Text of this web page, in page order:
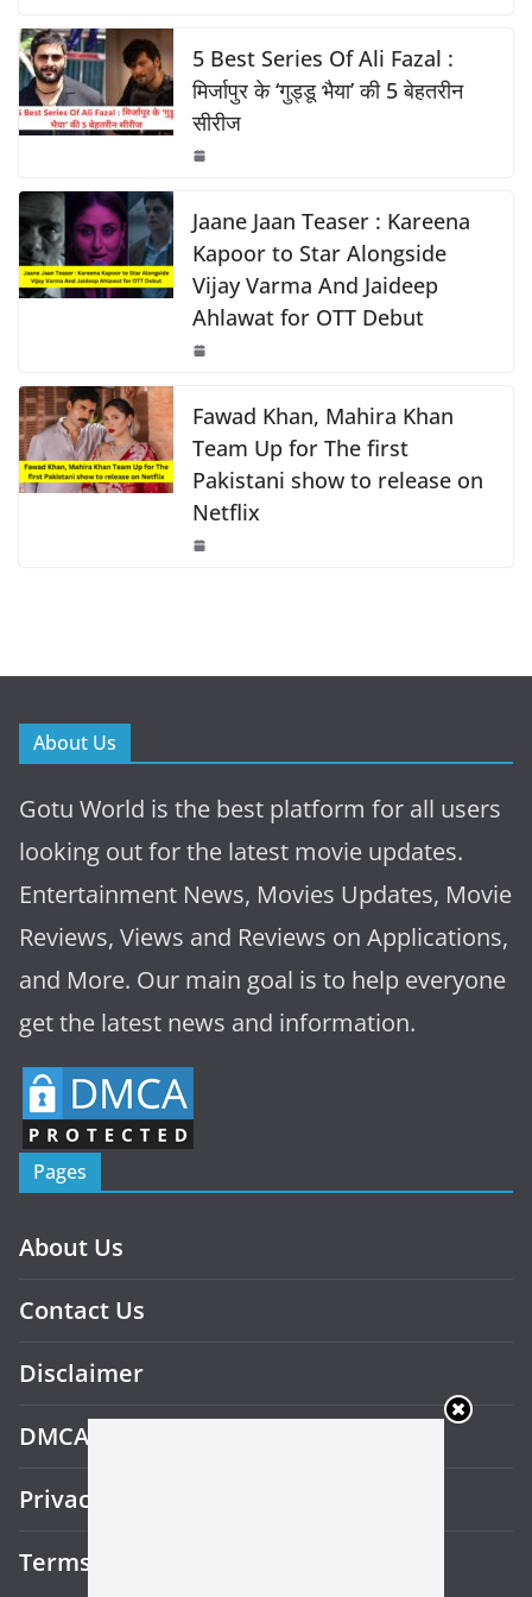
o
k
p k
c
e
b
o
o
k
at
s
A
p
p
y
Li
n
k
e
5 Best Series Of Ali Fazal :
मिर्जापुर के ‘गुड्डू भैया’ की 5 बेहतरीन
सीरीज
Jaane Jaan Teaser : Kareena
Kapoor to Star Alongside
Vijay Varma And Jaideep
Ahlawat for OTT Debut
Fawad Khan, Mahira Khan
Team Up for The first
Pakistani show to release on
Netflix
About Us
Gotu World is the best platform for all users
looking out for the latest movie updates.
Entertainment News, Movies Updates, Movie
Reviews, Views and Reviews on Applications,
and More. Our main goal is to help everyone
get the latest news and information.
Pages
About Us
Contact Us
Disclaimer
DMCA
Privacy Policy
Terms and Conditions